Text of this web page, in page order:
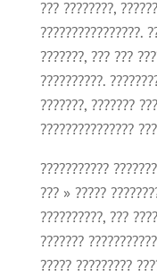
??? ????????,
????????????????.
???????, ??? ???
??????????.
???????, ???????
???????????????
???????????
??? » ?????
??????????, ???
???????
????? ?????????